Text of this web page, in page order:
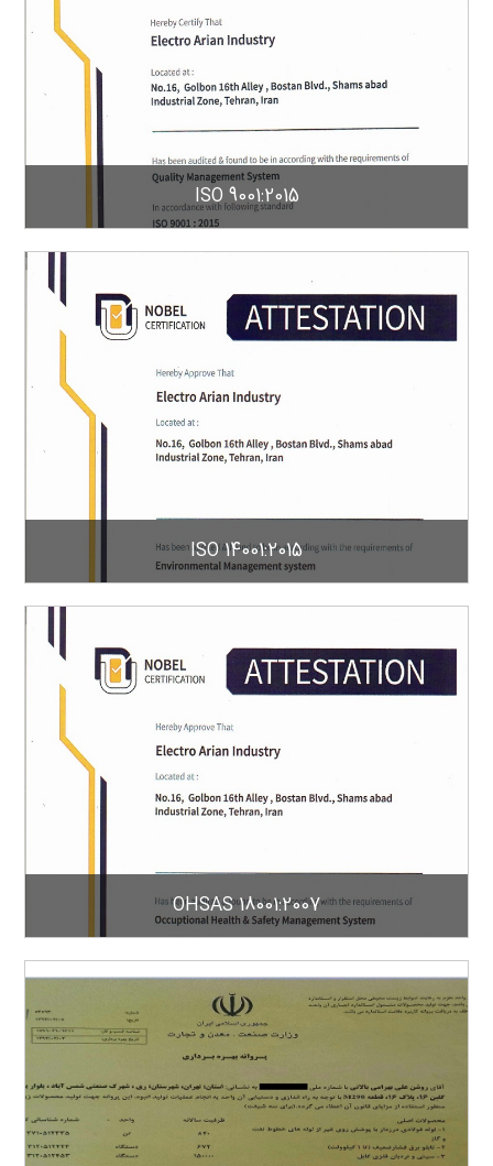
ISO 9001:2015
ISO 14001:2015
OHSAS 18001:2007